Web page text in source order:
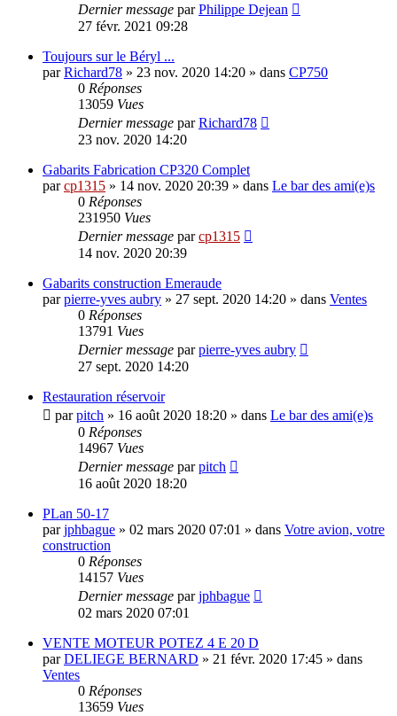
Dernier message parPhilippe Dejean
27 févr. 2021 09:28
Toujours sur le Béryl ...
parRichard78 » 23 nov. 2020 14:20 » dans CP750
0 Réponses
13059 Vues
Dernier message parRichard78
23 nov. 2020 14:20
Gabarits Fabrication CP320 Complet
parcp1315 » 14 nov. 2020 20:39 » dans Le bar des ami(e)s
0 Réponses
231950 Vues
Dernier message parcp1315
14 nov. 2020 20:39
Gabarits construction Emeraude
parpierre-yves aubry » 27 sept. 2020 14:20 » dans Ventes
0 Réponses
13791 Vues
Dernier message parpierre-yves aubry
27 sept. 2020 14:20
Restauration réservoir
parpitch » 16 août 2020 18:20 » dans Le bar des ami(e)s
0 Réponses
14967 Vues
Dernier message parpitch
16 août 2020 18:20
PLan 50-17
parjphbague » 02 mars 2020 07:01 » dans Votre avion, votre
construction
0 Réponses
14157 Vues
Dernier message parjphbague
02 mars 2020 07:01
VENTE MOTEUR POTEZ 4 E 20 D
parDELIEGE BERNARD » 21 févr. 2020 17:45 » dans
Ventes
0 Réponses
13659 Vues